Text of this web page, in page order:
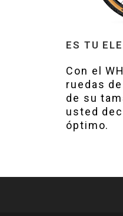
ES TU
Con el
ruedas
de su
usted
óptimo.